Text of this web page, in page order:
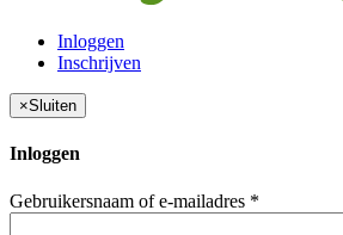
Inloggen
Inschrijven
×Sluiten
Inloggen
Gebruikersnaam of e-mailadres *